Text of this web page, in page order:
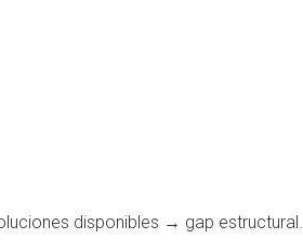
disponibles → gap estructural.